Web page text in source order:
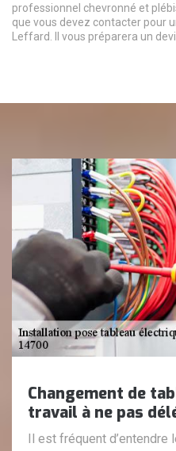
professionnel chevronné et
que vous devez contacter pour
Leffard. Il vous préparera un
Changement de
travail à ne pas
Il est fréquent